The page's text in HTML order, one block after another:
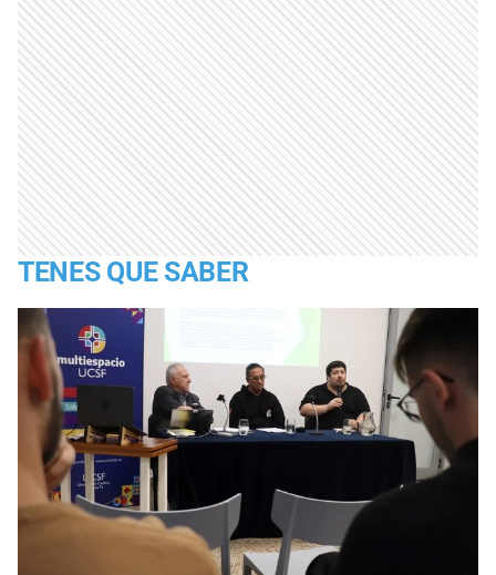
TENES QUE SABER